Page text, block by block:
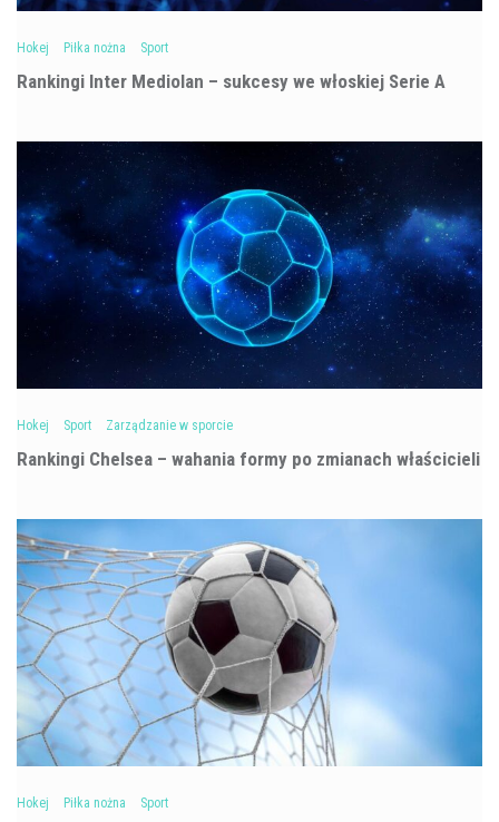
Hokej Piłka nożna Sport
Rankingi Inter Mediolan – sukcesy we włoskiej Serie A
Hokej Sport Zarządzanie w sporcie
Rankingi Chelsea – wahania formy po zmianach właścicieli
Hokej Piłka nożna Sport